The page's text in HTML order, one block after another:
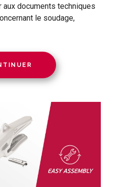
aux documents techniques
le soudage,